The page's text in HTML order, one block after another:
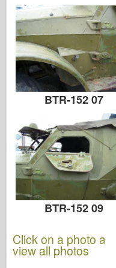
BTR-152 07
BTR-152 09
Click on a photo
view all photos